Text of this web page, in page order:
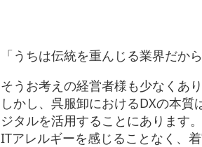
「うちは伝統を重んじる業界だか
そうお考えの経営者様も少なくあり
しかし、呉服卸におけるDXの本質
ジタルを活用することにあります。
ITアレルギーを感じることなく、